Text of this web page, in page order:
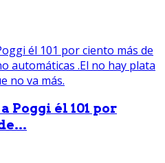
Poggi él 101 por